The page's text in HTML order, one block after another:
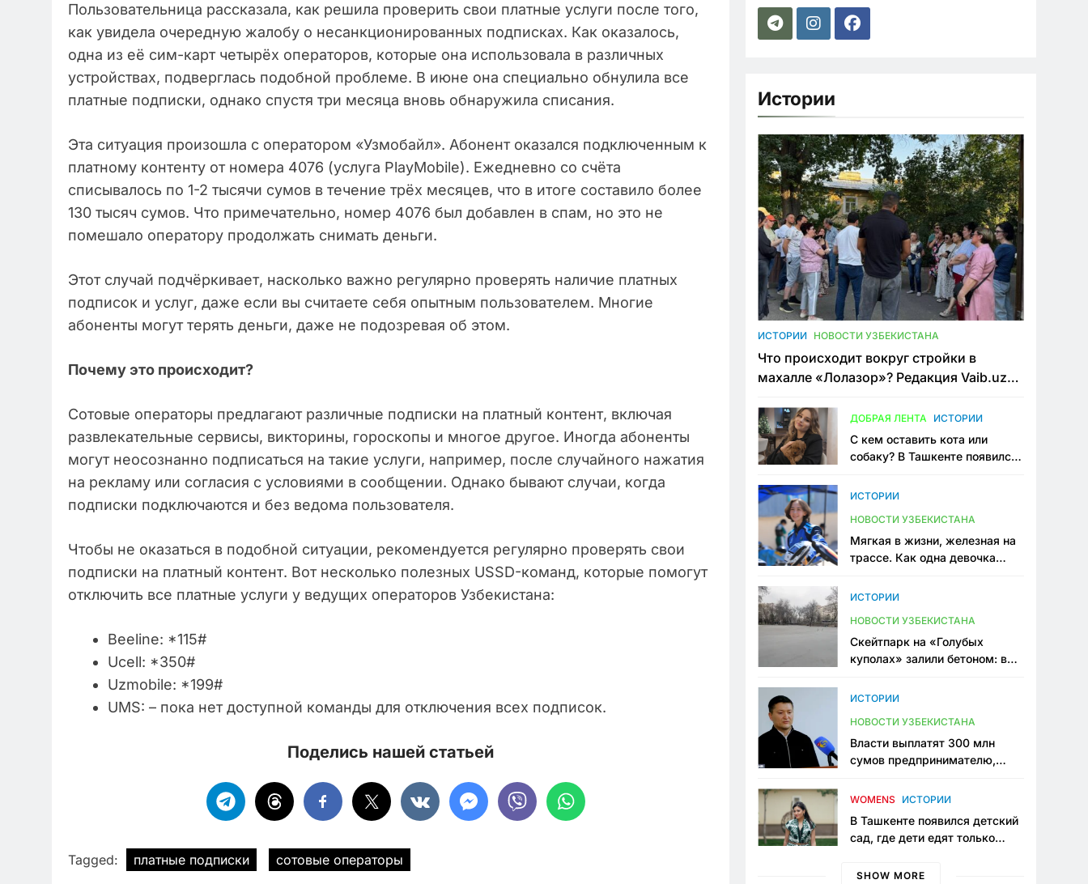
Пользовательница рассказала, как решила проверить свои платные услуги после того,
как увидела очередную жалобу о несанкционированных подписках. Как оказалось,
одна из её сим-карт четырёх операторов, которые она использовала в различных
устройствах, подверглась подобной проблеме. В июне она специально обнулила все
платные подписки, однако спустя три месяца вновь обнаружила списания.
Эта ситуация произошла с оператором «Узмобайл». Абонент оказался подключенным к
платному контенту от номера 4076 (услуга PlayMobile). Ежедневно со счёта
списывалось по 1-2 тысячи сумов в течение трёх месяцев, что в итоге составило более
130 тысяч сумов. Что примечательно, номер 4076 был добавлен в спам, но это не
помешало оператору продолжать снимать деньги.
Этот случай подчёркивает, насколько важно регулярно проверять наличие платных
подписок и услуг, даже если вы считаете себя опытным пользователем. Многие
абоненты могут терять деньги, даже не подозревая об этом.
Почему это происходит?
Сотовые операторы предлагают различные подписки на платный контент, включая
развлекательные сервисы, викторины, гороскопы и многое другое. Иногда абоненты
могут неосознанно подписаться на такие услуги, например, после случайного нажатия
на рекламу или согласия с условиями в сообщении. Однако бывают случаи, когда
подписки подключаются и без ведома пользователя.
Чтобы не оказаться в подобной ситуации, рекомендуется регулярно проверять свои
подписки на платный контент. Вот несколько полезных USSD-команд, которые помогут
отключить все платные услуги у ведущих операторов Узбекистана:
Beeline: *115#
Ucell: *350#
Uzmobile: *199#
UMS: – пока нет доступной команды для отключения всех подписок.
Поделись нашей статьей
Tagged: платные подписки сотовые операторы
Истории
ИСТОРИИ НОВОСТИ УЗБЕКИСТАНА
Что происходит вокруг стройки в
махалле «Лолазор»? Редакция Vaib.uz
конфликта
ДОБРАЯ ЛЕНТА ИСТОРИИ
С кем оставить кота или
собаку? В Ташкенте появился
ИСТОРИИ
НОВОСТИ УЗБЕКИСТАНА
Мягкая в жизни, железная на
трассе. Как одна девочка
Узбекистане
ИСТОРИИ
НОВОСТИ УЗБЕКИСТАНА
Скейтпарк на «Голубых
куполах» залили бетоном: в
одно общественное
ИСТОРИИ
НОВОСТИ УЗБЕКИСТАНА
Власти выплатят 300 млн
сумов предпринимателю,
тюрьме по незаконному
WOMENS ИСТОРИИ
В Ташкенте появился детский
сад, где дети едят только
мама, которая устала просить
SHOW MORE